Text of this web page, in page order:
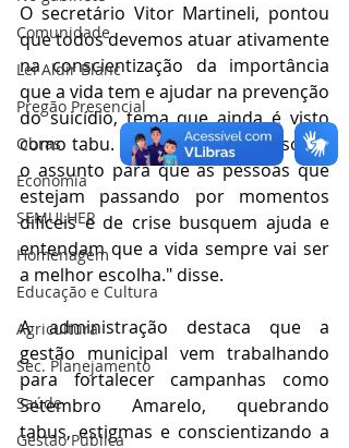
Comunidade
Lei Aldir Blanc
Pregão Presencial
Obras
Economia
SEMULHER
Homenagem
Educação e Cultura
Agricultura
Sec. Planejamento
Saúde
Gestão Pública
O secretário Vitor Martineli, pontou
que todos devemos atuar ativamente
na conscientização da importância
que a vida tem e ajudar na prevenção
do suicídio, tema que ainda é visto
como tabu. "É importante falar sobre
o assunto para que as pessoas que
estejam passando por momentos
difíceis e de crise busquem ajuda e
entendam que a vida sempre vai ser
a melhor escolha." disse.
A administração destaca que a
gestão municipal vem trabalhando
para fortalecer campanhas como
Setembro Amarelo, quebrando
tabus, estigmas e conscientizando a